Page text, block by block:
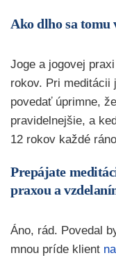
Ako dlho sa tomu
Joge a jogovej
rokov. Pri meditácii
povedať úprimne,
pravidelnejšie, a
12 rokov každé
Prepájate
praxou a
Áno, rád. Povedal
mnou príde klient